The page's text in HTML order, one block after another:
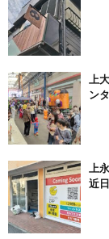
上
ン
上
近